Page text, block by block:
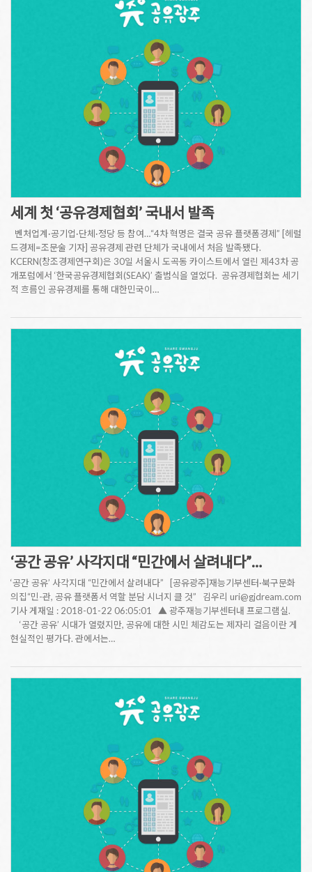
세계 첫 ‘공유경제협회’ 국내서 발족
벤처업계·공기업·단체·정당 등 참여…“4차 혁명은 결국 공유 플랫폼경제” [헤럴
드경제=조문술 기자] 공유경제 관련 단체가 국내에서 처음 발족됐다.
KCERN(창조경제연구회)은 30일 서울시 도곡동 카이스트에서 열린 제43차 공
개포럼에서 ‘한국공유경제협회(SEAK)’ 출범식을 열었다. 공유경제협회는 세기
적 흐름인 공유경제를 통해 대한민국이…
‘공간 공유’ 사각지대 “민간에서 살려내다”…
‘공간 공유’ 사각지대 “민간에서 살려내다” [공유광주]재능기부센터·북구문화
의집“민-관, 공유 플랫폼서 역할 분담 시너지 클 것” 김우리 uri@gjdream.com
기사 게재일 : 2018-01-22 06:05:01 ▲ 광주재능기부센터내 프로그램실.
‘공간 공유’ 시대가 열렸지만, 공유에 대한 시민 체감도는 제자리 걸음이란 게
현실적인 평가다. 관에서는…